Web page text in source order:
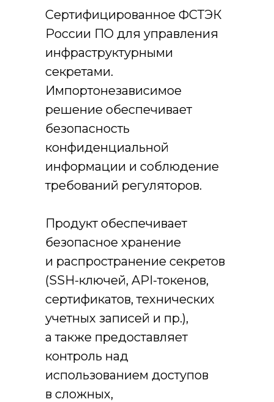
Сертифицированное ФСТЭК
России ПО для управления
инфраструктурными
секретами.
Импортонезависимое
решение обеспечивает
безопасность
конфиденциальной
информации и соблюдение
требований регуляторов.
Продукт обеспечивает
безопасное хранение
и распространение секретов
(SSH-ключей, API-токенов,
сертификатов, технических
учетных записей и пр.),
а также предоставляет
контроль над
использованием доступов
в сложных,